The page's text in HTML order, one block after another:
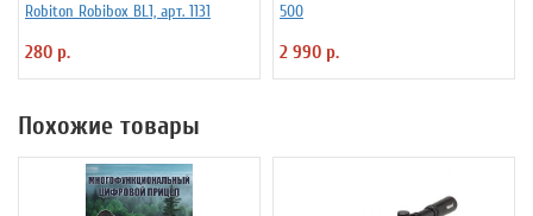
Robiton Robibox BL1, арт. 1131
280 р.
500
2 990 р.
Похожие товары